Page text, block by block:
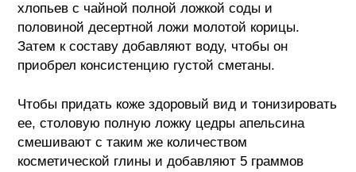
хлопьев с чайной полной ложкой соды и
половиной десертной ложи молотой корицы.
Затем к составу добавляют воду, чтобы он
приобрел консистенцию густой сметаны.
Чтобы придать коже здоровый вид и тонизировать
ее, столовую полную ложку цедры апельсина
смешивают с таким же количеством
косметической глины и добавляют 5 граммов